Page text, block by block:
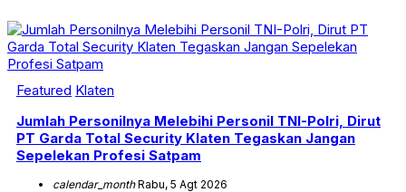
Featured Klaten
Jumlah Personilnya Melebihi Personil TNI-Polri, Dirut
PT Garda Total Security Klaten Tegaskan Jangan
Sepelekan Profesi Satpam
calendar_monthRabu, 5 Agt 2026